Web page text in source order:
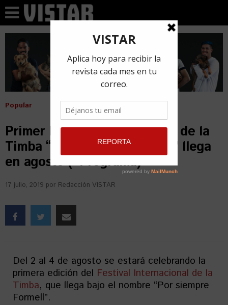
Popular
Primer Festival Internacional de la
Timba “Por Siempre Formell” llega
en agosto (+Programa)
17 julio, 2019 por Redacción VISTAR
Del 2 al 4 de agosto se estará celebrando la
primera edición del Festival Internacional de la
Timba, que llega bajo el nombre “Por siempre
Formell”.